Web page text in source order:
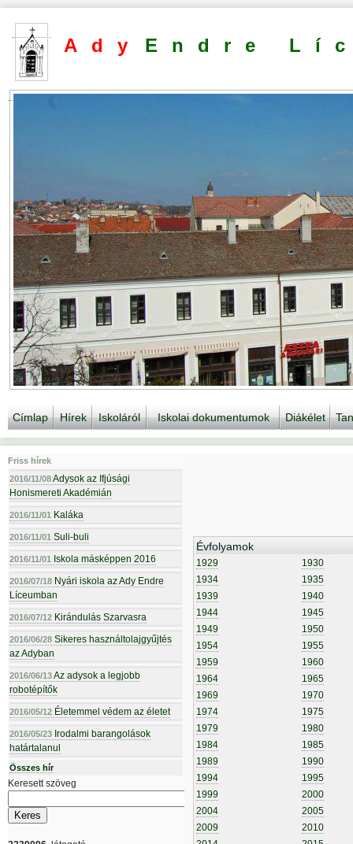
Ady Endre
Címlap Hírek Iskoláról Iskolai dokumentumok Diákélet
Friss hírek
2016/11/08Adysok az Ifjúsági
Honismereti Akadémián
2016/11/01 Kaláka
2016/11/01 Suli-buli
2016/11/01 Iskola másképpen 2016
2016/07/18 Nyári iskola az Ady Endre
Líceumban
2016/07/12 Kirándulás Szarvasra
2016/06/28 Sikeres használtolajgyűjtés
az Adyban
2016/06/13Az adysok a legjobb
robotépítők
2016/05/12 Életemmel védem az életet
2016/05/23 Irodalmi barangolások
határtalanul
Összes hír
Keresett szöveg
Évfolyamok
1929
1930
1934
1935
1939
1940
1944
1945
1949
1950
1954
1955
1959
1960
1964
1965
1969
1970
1974
1975
1979
1980
1984
1985
1989
1990
1994
1995
1999
2000
2004
2005
2009
2010